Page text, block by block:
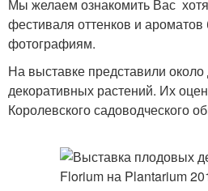
Мы желаем ознакомить Вас
фестиваля оттенков и ароматов
фотографиям.
На выставке представили
декоративных растений. Их
Королевского садоводческого